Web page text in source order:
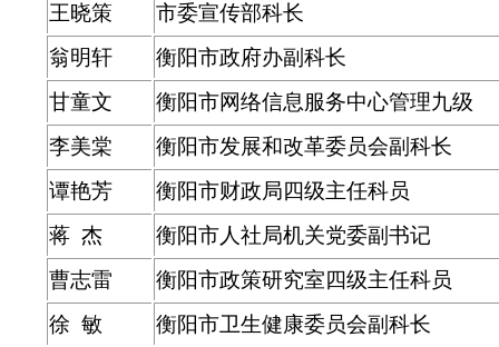
王晓策
市委宣传部科长
翁明轩
衡阳市政府办副科长
甘童文
衡阳市网络信息服务中心管理九级
李美棠
衡阳市发展和改革委员会副科长
谭艳芳
衡阳市财政局四级主任科员
蒋 杰
衡阳市人社局机关党委副书记
曹志雷
衡阳市政策研究室四级主任科员
徐 敏
衡阳市卫生健康委员会副科长